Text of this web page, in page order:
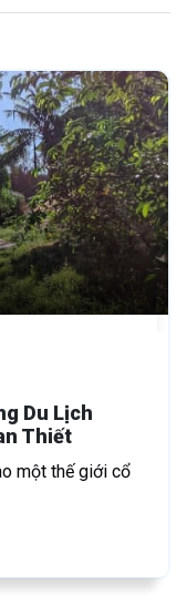
Du Lịch
Thiết
một thế giới cổ